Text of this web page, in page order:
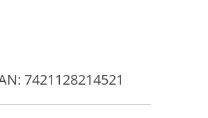
7421128214521